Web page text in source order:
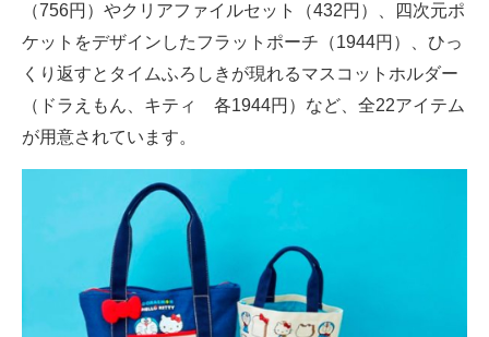
（756円）やクリアファイルセット（432円）、四次元ポ
ケットをデザインしたフラットポーチ（1944円）、ひっ
くり返すとタイムふろしきが現れるマスコットホルダー
（ドラえもん、キティ 各1944円）など、全22アイテム
が用意されています。